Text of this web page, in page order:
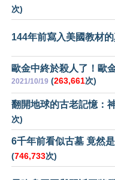
次)
144年前寫入美國教材
歐金中終於殺人了！歐
2021/10/19 (263,661次)
翻開地球的古老記憶：
次)
6千年前看似古墓 竟然
(746,733次)